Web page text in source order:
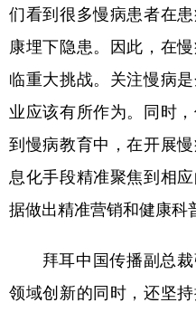
们看到很多慢病患者在
康埋下隐患。因此，在
临重大挑战。关注慢病
业应该有所作为。同时
到慢病教育中，在开展
息化手段精准聚焦到相
据做出精准营销和健康科
拜耳中国传播副总裁
领域创新的同时，还坚